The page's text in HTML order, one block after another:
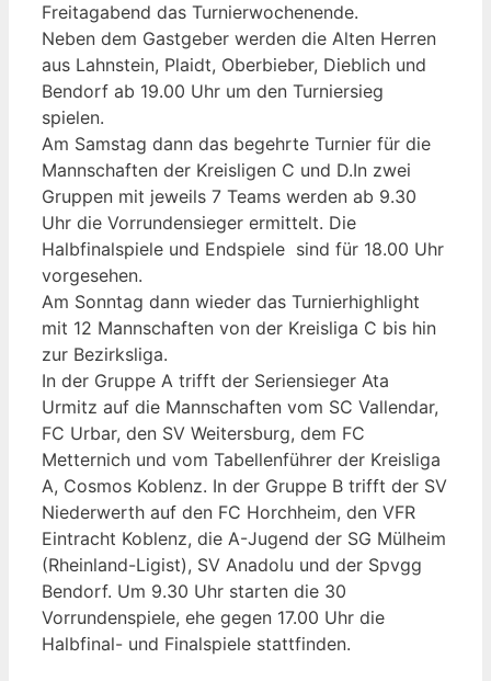
Freitagabend das Turnierwochenende.
Neben dem Gastgeber werden die Alten Herren
aus Lahnstein, Plaidt, Oberbieber, Dieblich und
Bendorf ab 19.00 Uhr um den Turniersieg
spielen.
Am Samstag dann das begehrte Turnier für die
Mannschaften der Kreisligen C und D.In zwei
Gruppen mit jeweils 7 Teams werden ab 9.30
Uhr die Vorrundensieger ermittelt. Die
Halbfinalspiele und Endspiele sind für 18.00 Uhr
vorgesehen.
Am Sonntag dann wieder das Turnierhighlight
mit 12 Mannschaften von der Kreisliga C bis hin
zur Bezirksliga.
In der Gruppe A trifft der Seriensieger Ata
Urmitz auf die Mannschaften vom SC Vallendar,
FC Urbar, den SV Weitersburg, dem FC
Metternich und vom Tabellenführer der Kreisliga
A, Cosmos Koblenz. In der Gruppe B trifft der SV
Niederwerth auf den FC Horchheim, den VFR
Eintracht Koblenz, die A-Jugend der SG Mülheim
(Rheinland-Ligist), SV Anadolu und der Spvgg
Bendorf. Um 9.30 Uhr starten die 30
Vorrundenspiele, ehe gegen 17.00 Uhr die
Halbfinal- und Finalspiele stattfinden.